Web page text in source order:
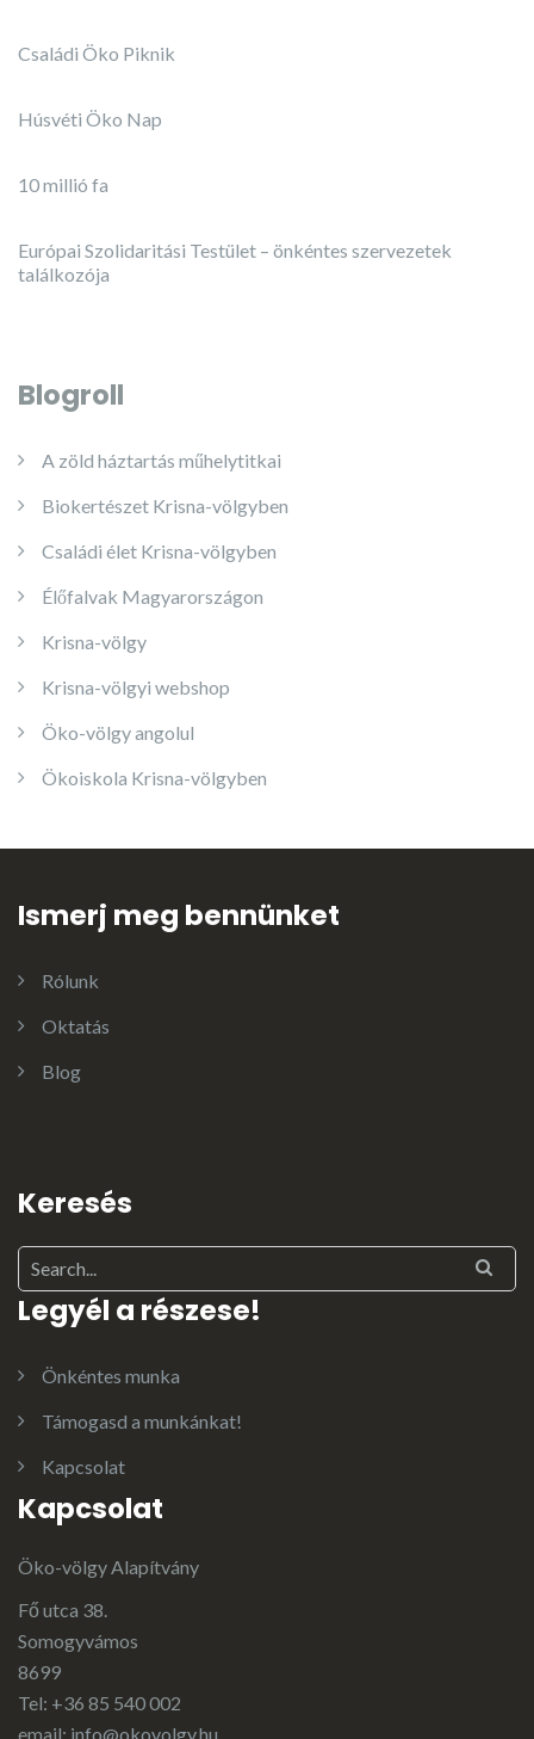
Családi Öko Piknik
Húsvéti Öko Nap
10 millió fa
Európai Szolidaritási Testület – önkéntes szervezetek
találkozója
Blogroll
A zöld háztartás műhelytitkai
Biokertészet Krisna-völgyben
Családi élet Krisna-völgyben
Élőfalvak Magyarországon
Krisna-völgy
Krisna-völgyi webshop
Öko-völgy angolul
Ökoiskola Krisna-völgyben
Ismerj meg bennünket
Rólunk
Oktatás
Blog
Keresés
Legyél a részese!
Önkéntes munka
Támogasd a munkánkat!
Kapcsolat
Kapcsolat
Öko-völgy Alapítvány
Fő utca 38.
Somogyvámos
8699
Tel: +36 85 540 002
email: info@okovolgy.hu